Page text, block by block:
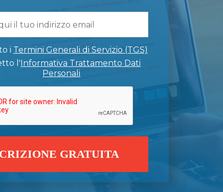
i Termini Generali di Servizio (TGS)
l'Informativa Trattamento Dati
Personali